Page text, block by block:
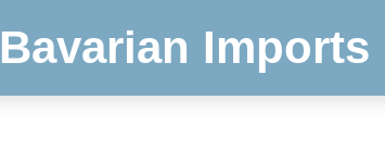
Bavarian Imports